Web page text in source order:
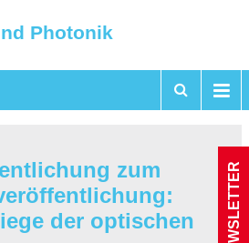
Photonik
zum
der optischen
NEWSLETTER